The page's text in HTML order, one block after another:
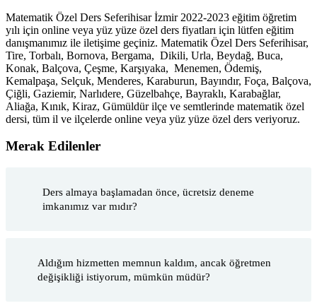
Matematik Özel Ders Seferihisar İzmir 2022-2023 eğitim öğretim
yılı için online veya yüz yüze özel ders fiyatları için lütfen eğitim
danışmanımız ile iletişime geçiniz. Matematik Özel Ders Seferihisar,
Tire, Torbalı, Bornova, Bergama, Dikili, Urla, Beydağ, Buca,
Konak, Balçova, Çeşme, Karşıyaka, Menemen, Ödemiş,
Kemalpaşa, Selçuk, Menderes, Karaburun, Bayındır, Foça, Balçova,
Çiğli, Gaziemir, Narlıdere, Güzelbahçe, Bayraklı, Karabağlar,
Aliağa, Kınık, Kiraz, Gümüldür ilçe ve semtlerinde matematik özel
dersi, tüm il ve ilçelerde online veya yüz yüze özel ders veriyoruz.
Merak Edilenler
Ders almaya başlamadan önce, ücretsiz deneme
imkanımız var mıdır?
Aldığım hizmetten memnun kaldım, ancak öğretmen
değişikliği istiyorum, mümkün müdür?